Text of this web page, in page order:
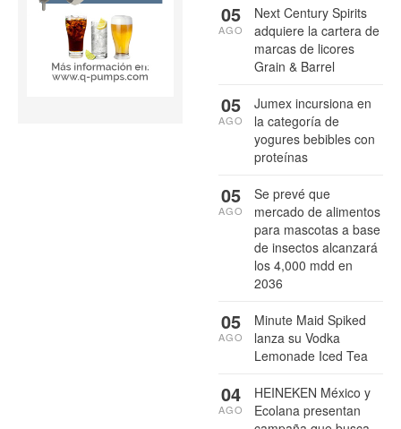
Next Century Spirits
adquiere la cartera de
marcas de licores
Grain & Barrel
05
AGO
Jumex incursiona en
la categoría de
yogures bebibles con
proteínas
05
AGO
Se prevé que
mercado de alimentos
para mascotas a base
de insectos alcanzará
los 4,000 mdd en
2036
05
AGO
Minute Maid Spiked
lanza su Vodka
Lemonade Iced Tea
05
AGO
HEINEKEN México y
Ecolana presentan
04
AGO